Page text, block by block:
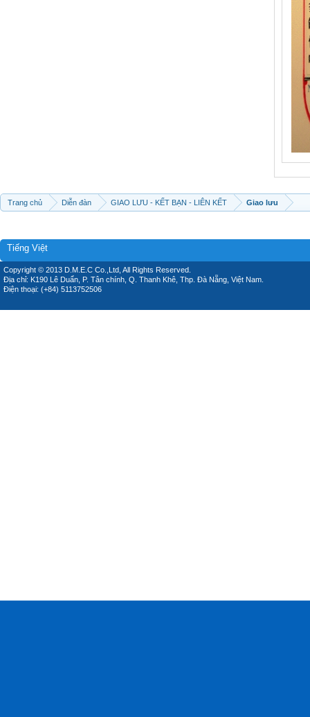
Trang chủ Diễn đàn GIAO LƯU - KẾT BẠN - LIÊN KẾT Giao lưu
Tiếng Việt
Copyright © 2013 D.M.E.C Co.,Ltd, All Rights Reserved.
Địa chỉ: K190 Lê Duẩn, P. Tân chính, Q. Thanh Khê, Thp. Đà Nẵng, Việt Nam.
Điện thoại: (+84) 5113752506